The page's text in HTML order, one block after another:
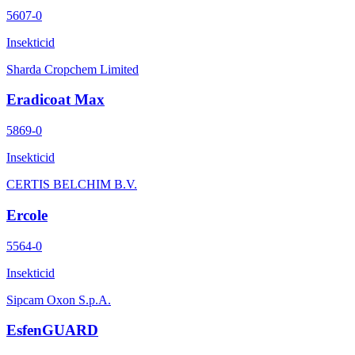
5607-0
Insekticid
Sharda Cropchem Limited
Eradicoat Max
5869-0
Insekticid
CERTIS BELCHIM B.V.
Ercole
5564-0
Insekticid
Sipcam Oxon S.p.A.
EsfenGUARD